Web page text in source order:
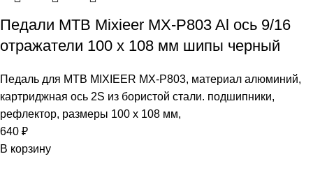
Педали МТВ Mixieer MX-P803 Al ось 9/16
отражатели 100 х 108 мм шипы черный
Педаль для MTB MIXIEER MX-P803, материал алюминий,
картриджная ось 2S из бористой стали. подшипники,
рефлектор, размеры 100 х 108 мм,
640 ₽
В корзину